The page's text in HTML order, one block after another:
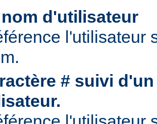
d'utilisateur
l'utilisateur
# suivi